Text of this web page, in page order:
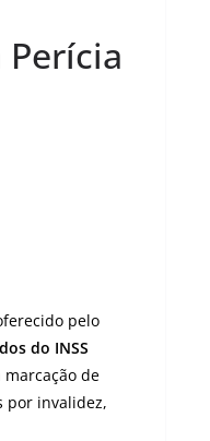
Perícia
pelo
do INSS
marcação de
por invalidez,